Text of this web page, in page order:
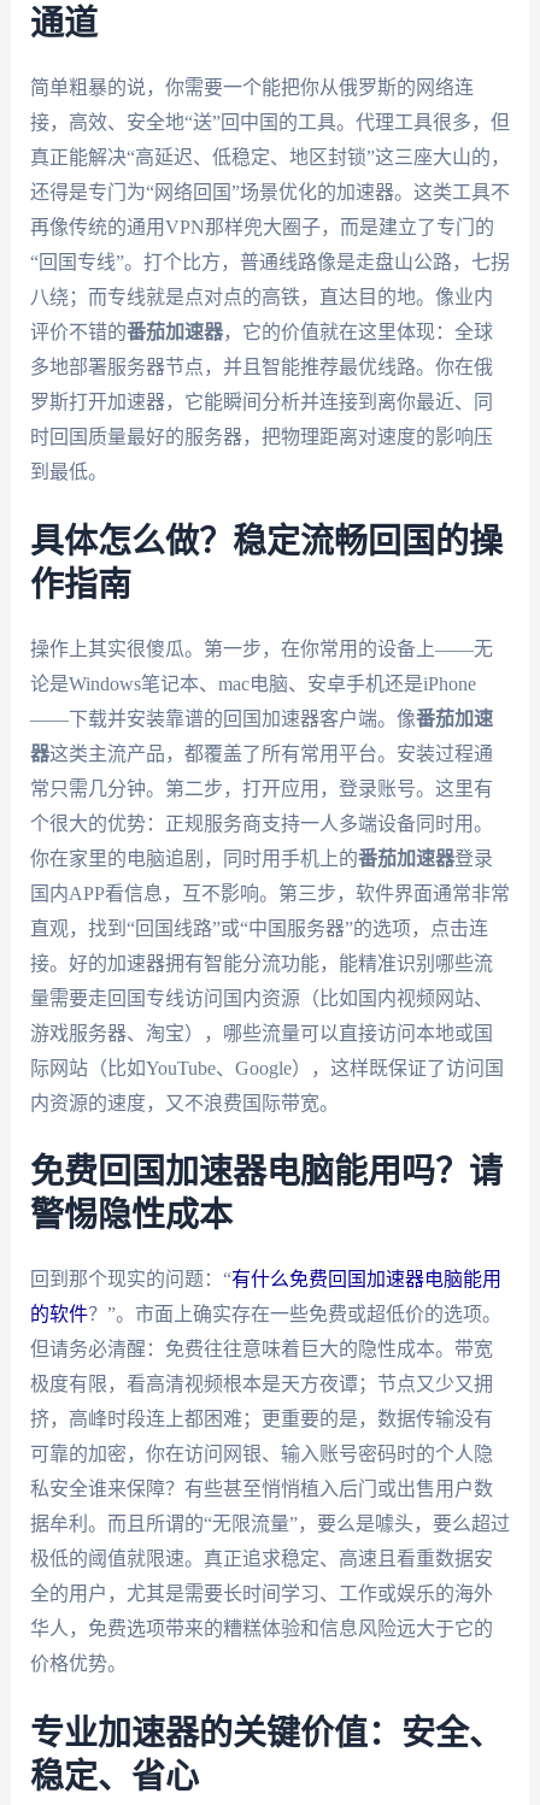
通道
简单粗暴的说，你需要一个能把你从俄罗斯的网络连
接，高效、安全地“送”回中国的工具。代理工具很多，但
真正能解决“高延迟、低稳定、地区封锁”这三座大山的，
还得是专门为“网络回国”场景优化的加速器。这类工具不
再像传统的通用VPN那样兜大圈子，而是建立了专门的
“回国专线”。打个比方，普通线路像是走盘山公路，七拐
八绕；而专线就是点对点的高铁，直达目的地。像业内
评价不错的番茄加速器，它的价值就在这里体现：全球
多地部署服务器节点，并且智能推荐最优线路。你在俄
罗斯打开加速器，它能瞬间分析并连接到离你最近、同
时回国质量最好的服务器，把物理距离对速度的影响压
到最低。
具体怎么做？稳定流畅回国的操
作指南
操作上其实很傻瓜。第一步，在你常用的设备上——无
论是Windows笔记本、mac电脑、安卓手机还是iPhone
——下载并安装靠谱的回国加速器客户端。像番茄加速
器这类主流产品，都覆盖了所有常用平台。安装过程通
常只需几分钟。第二步，打开应用，登录账号。这里有
个很大的优势：正规服务商支持一人多端设备同时用。
你在家里的电脑追剧，同时用手机上的番茄加速器登录
国内APP看信息，互不影响。第三步，软件界面通常非常
直观，找到“回国线路”或“中国服务器”的选项，点击连
接。好的加速器拥有智能分流功能，能精准识别哪些流
量需要走回国专线访问国内资源（比如国内视频网站、
游戏服务器、淘宝），哪些流量可以直接访问本地或国
际网站（比如YouTube、Google），这样既保证了访问国
内资源的速度，又不浪费国际带宽。
免费回国加速器电脑能用吗？请
警惕隐性成本
回到那个现实的问题：“有什么免费回国加速器电脑能用
的软件？”。市面上确实存在一些免费或超低价的选项。
但请务必清醒：免费往往意味着巨大的隐性成本。带宽
极度有限，看高清视频根本是天方夜谭；节点又少又拥
挤，高峰时段连上都困难；更重要的是，数据传输没有
可靠的加密，你在访问网银、输入账号密码时的个人隐
私安全谁来保障？有些甚至悄悄植入后门或出售用户数
据牟利。而且所谓的“无限流量”，要么是噱头，要么超过
极低的阈值就限速。真正追求稳定、高速且看重数据安
全的用户，尤其是需要长时间学习、工作或娱乐的海外
华人，免费选项带来的糟糕体验和信息风险远大于它的
价格优势。
专业加速器的关键价值：安全、
稳定、省心